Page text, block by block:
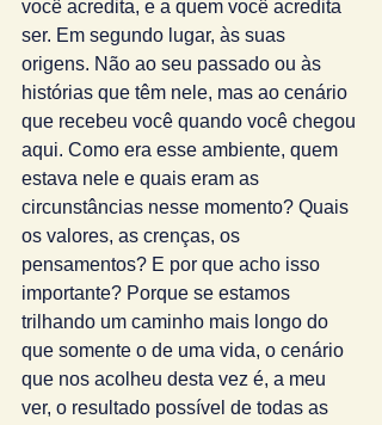
você acredita, e a quem você acredita
ser. Em segundo lugar, às suas
origens. Não ao seu passado ou às
histórias que têm nele, mas ao cenário
que recebeu você quando você chegou
aqui. Como era esse ambiente, quem
estava nele e quais eram as
circunstâncias nesse momento? Quais
os valores, as crenças, os
pensamentos? E por que acho isso
importante? Porque se estamos
trilhando um caminho mais longo do
que somente o de uma vida, o cenário
que nos acolheu desta vez é, a meu
ver, o resultado possível de todas as